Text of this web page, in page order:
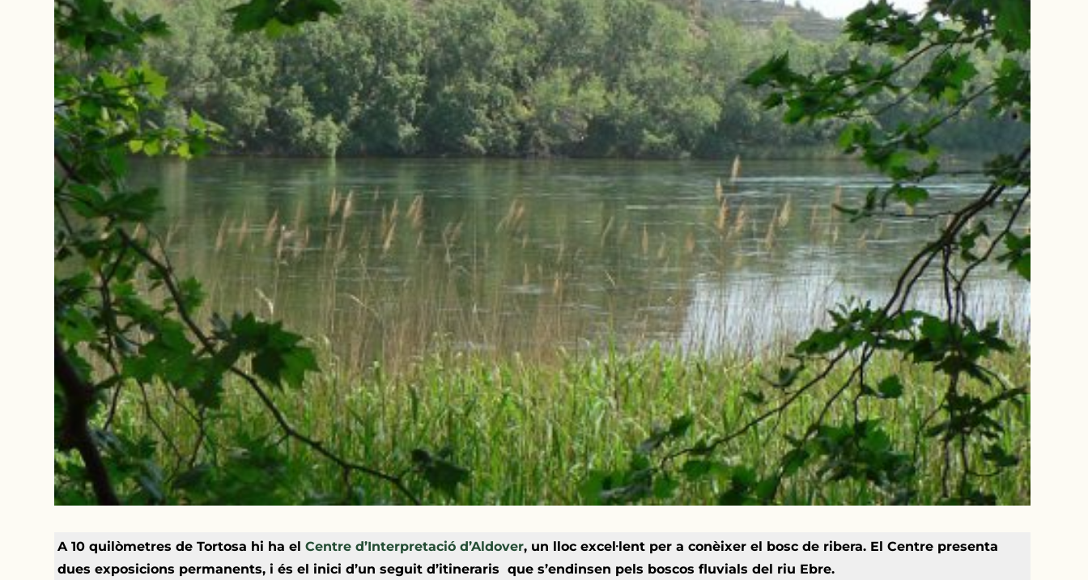
A 10 quilòmetres de Tortosa hi ha el Centre d’Interpretació d’Aldover, un lloc excel·lent per a conèixer el bosc de ribera. El Centre presenta
dues exposicions permanents, i és el inici d’un seguit d’itineraris que s’endinsen pels boscos fluvials del riu Ebre.